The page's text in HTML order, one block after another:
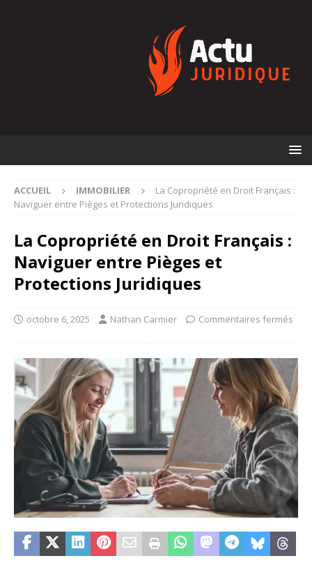
ACCUEIL IMMOBILIER
La Copropriété en Droit Français :
Naviguer entre Pièges et Protections Juridiques
La Copropriété en Droit Français :
Naviguer entre Pièges et
Protections Juridiques
octobre 6, 2025 Nathan Carmier Commentaires fermés